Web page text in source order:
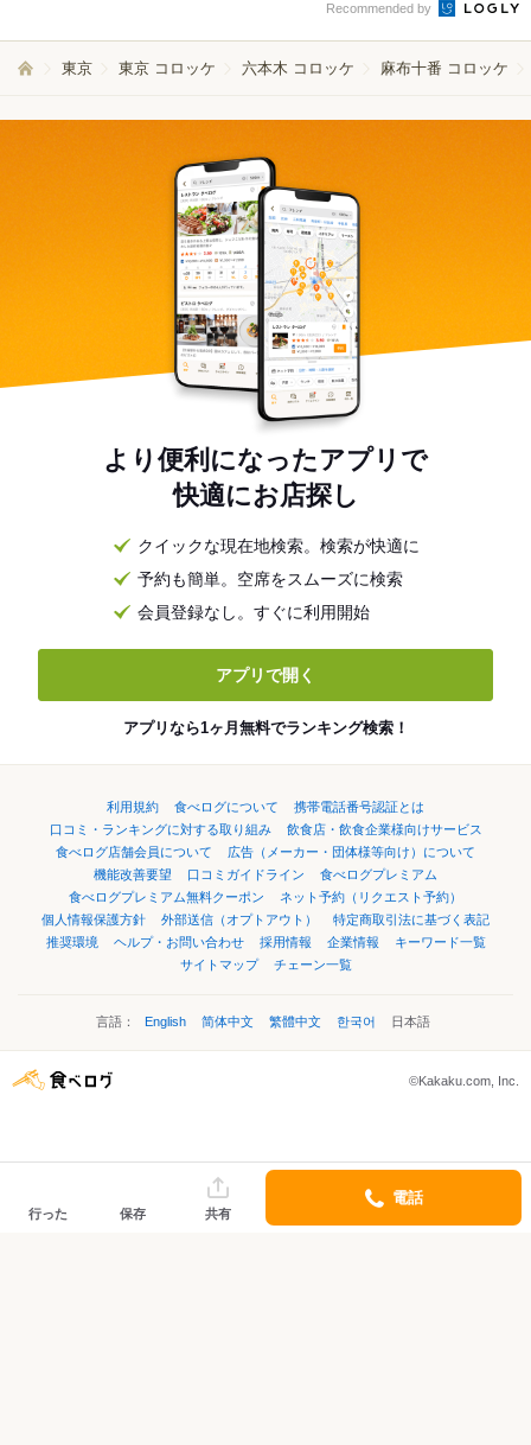
Recommended by
東京 東京 コロッケ 六本木 コロッケ 麻布十番 コロッケ
より便利になったアプリで
快適にお店探し
クイックな現在地検索。検索が快適に
予約も簡単。空席をスムーズに検索
会員登録なし。すぐに利用開始
アプリで開く
アプリなら1ヶ月無料でランキング検索！
利用規約 食べログについて
携帯電話番号認証とは
口コミ・ランキングに対する取り組み
飲食店・飲食企業様向けサービス
食べログ店舗会員について
広告（メーカー・団体様等向け）について
機能改善要望
口コミガイドライン
食べログプレミアム
食べログプレミアム無料クーポン
ネット予約（リクエスト予約）
個人情報保護方針
外部送信（オプトアウト）
特定商取引法に基づく表記
推奨環境
ヘルプ・お問い合わせ 採用情報 企業情報
キーワード一覧
サイトマップ
チェーン一覧
言語： English 简体中文 繁體中文 한국어 日本語
©Kakaku.com, Inc.
行った 保存 共有
電話